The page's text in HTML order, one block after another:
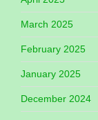
March 2025
February 2025
January 2025
December 2024